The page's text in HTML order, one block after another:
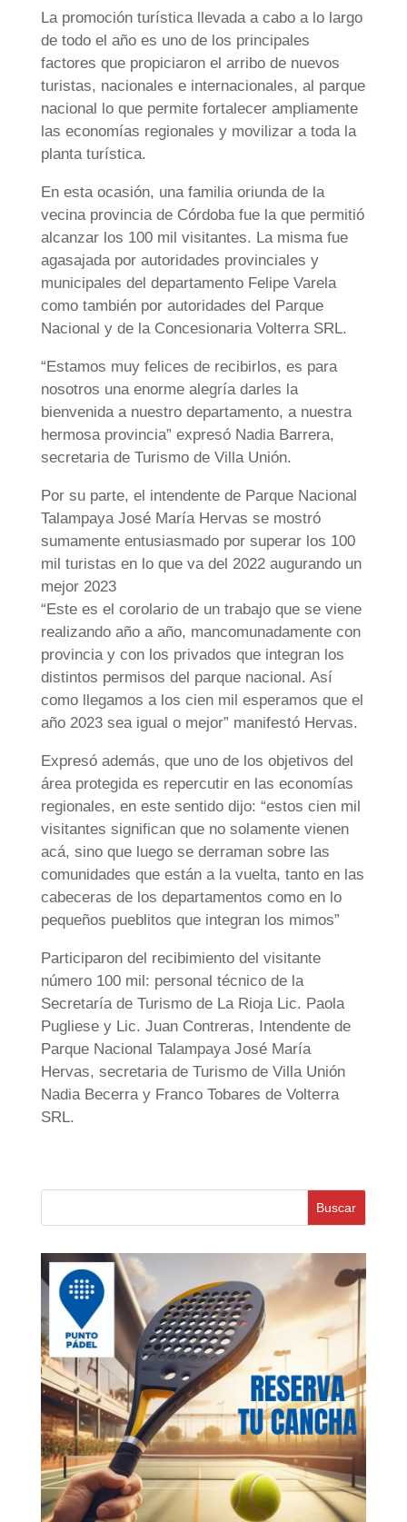
La promoción turística llevada a cabo a lo largo
de todo el año es uno de los principales
factores que propiciaron el arribo de nuevos
turistas, nacionales e internacionales, al parque
nacional lo que permite fortalecer ampliamente
las economías regionales y movilizar a toda la
planta turística.
En esta ocasión, una familia oriunda de la
vecina provincia de Córdoba fue la que permitió
alcanzar los 100 mil visitantes. La misma fue
agasajada por autoridades provinciales y
municipales del departamento Felipe Varela
como también por autoridades del Parque
Nacional y de la Concesionaria Volterra SRL.
“Estamos muy felices de recibirlos, es para
nosotros una enorme alegría darles la
bienvenida a nuestro departamento, a nuestra
hermosa provincia” expresó Nadia Barrera,
secretaria de Turismo de Villa Unión.
Por su parte, el intendente de Parque Nacional
Talampaya José María Hervas se mostró
sumamente entusiasmado por superar los 100
mil turistas en lo que va del 2022 augurando un
mejor 2023
“Este es el corolario de un trabajo que se viene
realizando año a año, mancomunadamente con
provincia y con los privados que integran los
distintos permisos del parque nacional. Así
como llegamos a los cien mil esperamos que el
año 2023 sea igual o mejor” manifestó Hervas.
Expresó además, que uno de los objetivos del
área protegida es repercutir en las economías
regionales, en este sentido dijo: “estos cien mil
visitantes significan que no solamente vienen
acá, sino que luego se derraman sobre las
comunidades que están a la vuelta, tanto en las
cabeceras de los departamentos como en lo
pequeños pueblitos que integran los mimos”
Participaron del recibimiento del visitante
número 100 mil: personal técnico de la
Secretaría de Turismo de La Rioja Lic. Paola
Pugliese y Lic. Juan Contreras, Intendente de
Parque Nacional Talampaya José María
Hervas, secretaria de Turismo de Villa Unión
Nadia Becerra y Franco Tobares de Volterra
SRL.
Buscar